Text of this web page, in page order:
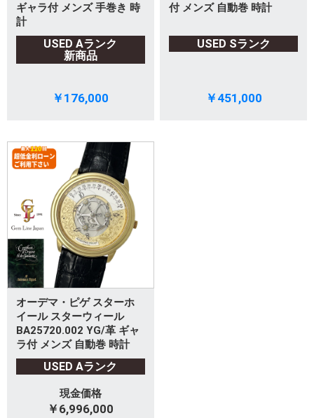
ギャラ付 メンズ 手巻き 時
計
USED Aランク
新商品
￥176,000
付 メンズ 自動巻 時計
USED Sランク
￥451,000
オーデマ・ピゲ スターホ
イール スターウィール
BA25720.002 YG/革 ギャ
ラ付 メンズ 自動巻 時計
USED Aランク
現金価格
￥6,996,000